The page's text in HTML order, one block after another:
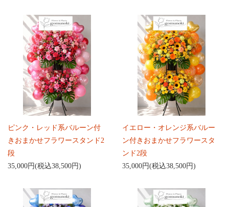
ピンク・レッド系バルーン付
きおまかせフラワースタンド2
段
35,000円(税込38,500円)
イエロー・オレンジ系バルー
ン付きおまかせフラワースタ
ンド2段
35,000円(税込38,500円)